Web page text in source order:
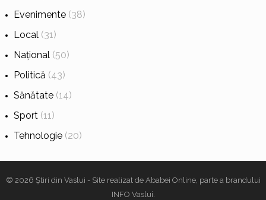
Evenimente(38)
Local (31)
Național (50)
Politică (43)
Sănătate(14)
Sport(11)
Tehnologie(20)
© 2026 Știri din Vaslui - Site realizat de Ababei Online, parte a brandului
INFO Vaslui